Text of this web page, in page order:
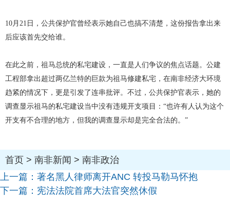
10月21日，公共保护官曾经表示她自己也搞不清楚，这份报告拿出来
后应该首先交给谁。
在此之前，祖马总统的私宅建设，一直是人们争议的焦点话题。公建
工程部拿出超过两亿兰特的巨款为祖马修建私宅，在南非经济大环境
趋紧的情况下，更是引发了连串批评。不过，公共保护官表示，她的
调查显示祖马的私宅建设当中没有违规开支项目：“也许有人认为这个
开支有不合理的地方，但我的调查显示却是完全合法的。”
首页 > 南非新闻 > 南非政治
上一篇： 著名黑人律师离开ANC 转投马勒马怀抱
下一篇： 宪法法院首席大法官突然休假